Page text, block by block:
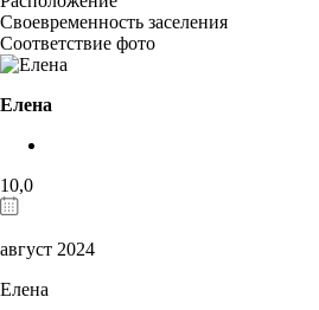
Своевременность заселения
Соответствие фото
Елена
10,0
август 2024
Елена